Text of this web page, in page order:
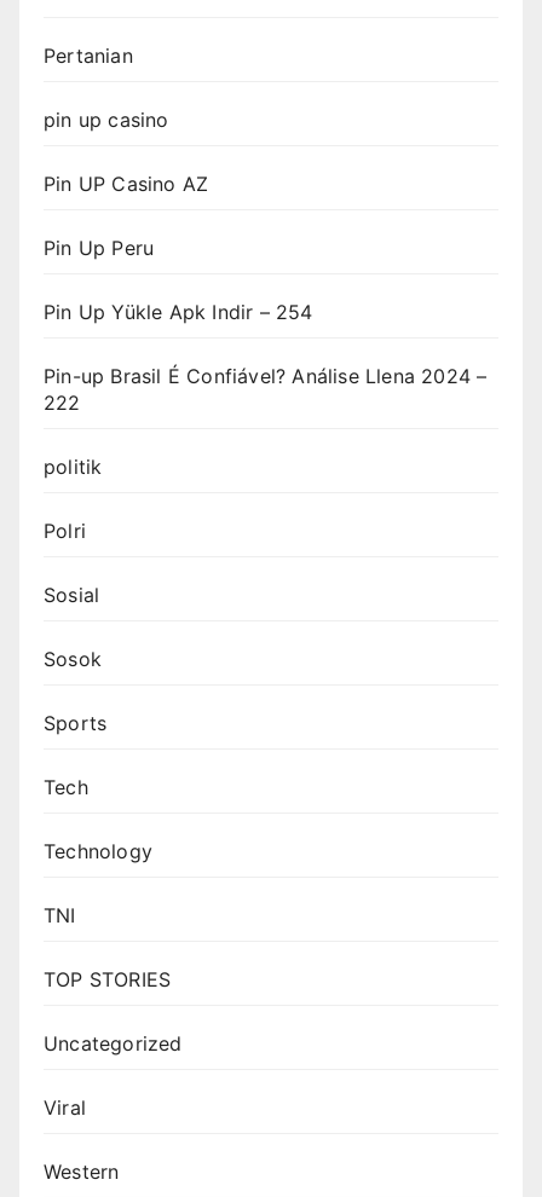
Pertanian
pin up casino
Pin UP Casino AZ
Pin Up Peru
Pin Up Yükle Apk Indir – 254
Pin-up Brasil É Confiável? Análise Llena 2024 –
222
politik
Polri
Sosial
Sosok
Sports
Tech
Technology
TNI
TOP STORIES
Uncategorized
Viral
Western